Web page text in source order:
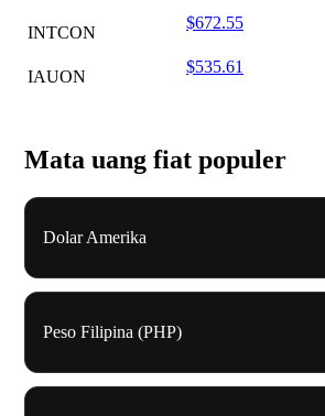
INTCON
$672.55
IAUON
$535.61
Mata uang fiat populer
Dolar Amerika
Peso Filipina (PHP)